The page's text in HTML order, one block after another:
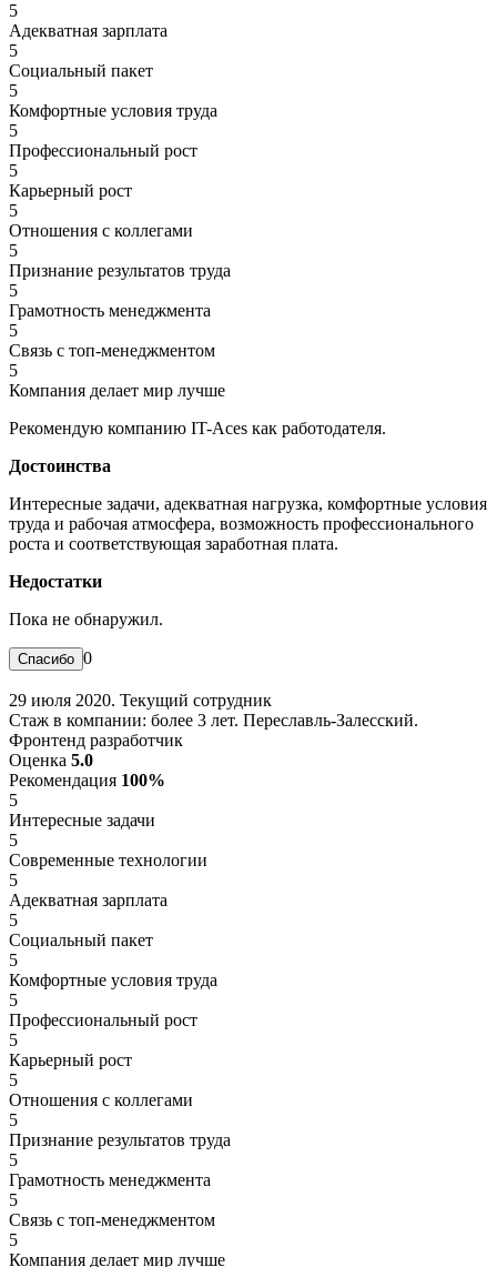
5
Адекватная зарплата
5
Социальный пакет
5
Комфортные условия труда
5
Профессиональный рост
5
Карьерный рост
5
Отношения с коллегами
5
Признание результатов труда
5
Грамотность менеджмента
5
Связь с топ-менеджментом
5
Компания делает мир лучше
Рекомендую компанию IT-Aces как работодателя.
Достоинства
Интересные задачи, адекватная нагрузка, комфортные условия
труда и рабочая атмосфера, возможность профессионального
роста и соответствующая заработная плата.
Недостатки
Пока не обнаружил.
0
29 июля 2020. Текущий сотрудник
Стаж в компании: более 3 лет. Переславль-Залесский.
Фронтенд разработчик
Оценка 5.0
Рекомендация 100%
5
Интересные задачи
5
Современные технологии
5
Адекватная зарплата
5
Социальный пакет
5
Комфортные условия труда
5
Профессиональный рост
5
Карьерный рост
5
Отношения с коллегами
5
Признание результатов труда
5
Грамотность менеджмента
5
Связь с топ-менеджментом
5
Компания делает мир лучше